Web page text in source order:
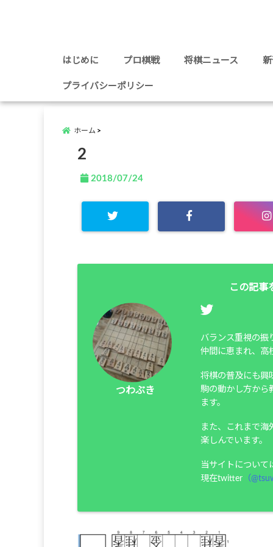
はじめに プロ棋戦 将棋ニュース
プライバシーポリシー
ホーム
2
2018/07/24
この記事
つわぶき
バランス重視の振
仲間に恵まれ、高
将棋の普及にも興
駒の動かし方から
ます。
また、これまで海
楽しんでいます。
当サイトについて
現在twitter （